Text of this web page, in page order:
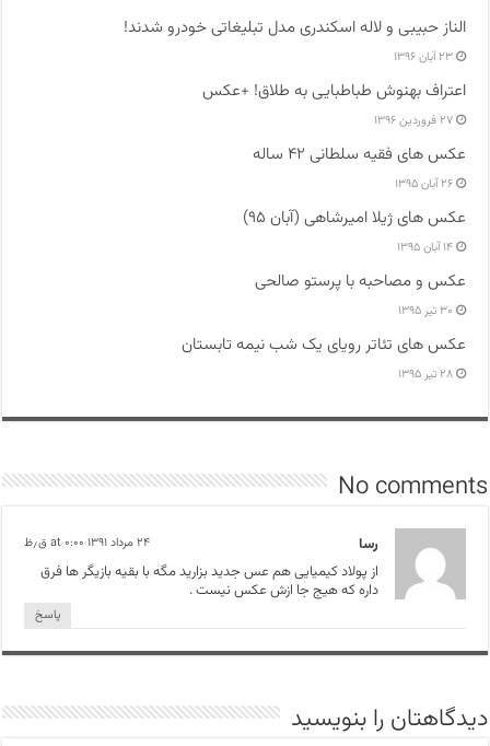
الناز حبیبی و لاله اسکندری مدل تبلیغاتی خودرو شدند!
۲۳ آبان ۱۳۹۶
اعتراف بهنوش طباطبایی به طلاق! +عکس
۲۷ فروردین ۱۳۹۶
عکس های فقیه سلطانی ۴۲ ساله
۲۶ آبان ۱۳۹۵
عکس های ژیلا امیرشاهی (آبان ۹۵)
۱۴ آبان ۱۳۹۵
عکس و مصاحبه با پرستو صالحی
۳۰ تیر ۱۳۹۵
عکس های تئاتر رویای یک شب نیمه تابستان
۲۸ تیر ۱۳۹۵
No comments
رسا ۲۴ مرداد ۱۳۹۱ at ۰:۰۰ ق٫ظ
از پولاد کیمیایی هم عس جدید بزارید مگه با بقیه بازیگر ها فرق
داره که هیج جا ازش عکس نیست .
پاسخ
دیدگاهتان را بنویسید